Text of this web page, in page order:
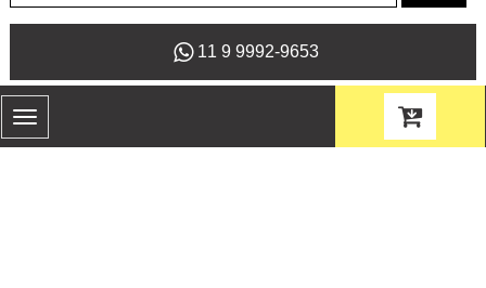
11 9 9992-9653
Toggle
navigation